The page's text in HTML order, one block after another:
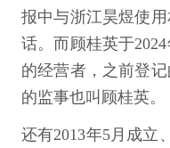
报中与浙江昊煜使
话。而顾桂英于
的经营者，之前登
的监事也叫顾桂英。
还有2013年5月成立